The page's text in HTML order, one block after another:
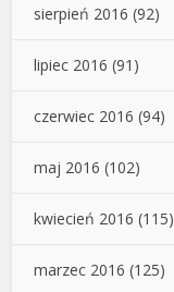
sierpień 2016 (92)
lipiec 2016 (91)
czerwiec 2016 (94)
maj 2016 (102)
kwiecień 2016 (115)
marzec 2016 (125)